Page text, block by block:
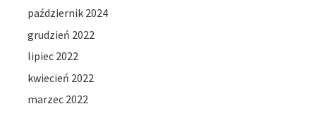
październik 2024
grudzień 2022
lipiec 2022
kwiecień 2022
marzec 2022